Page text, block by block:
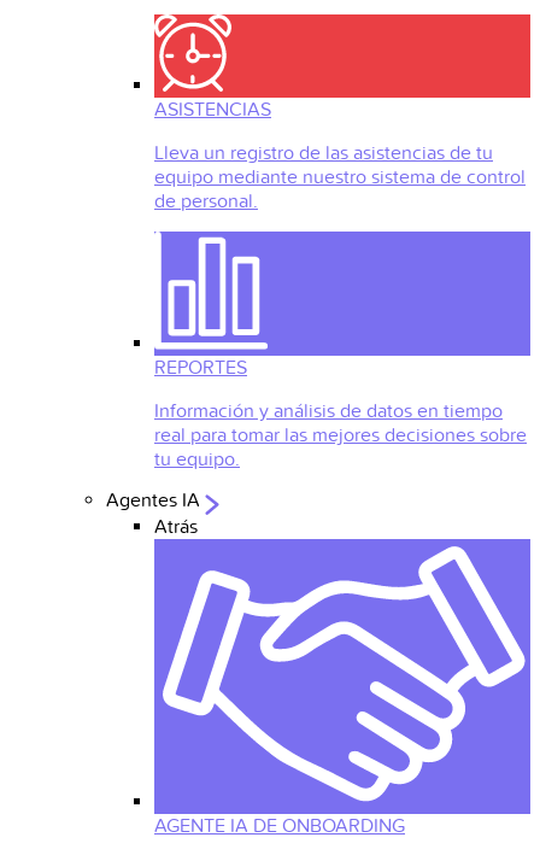
ASISTENCIAS
Lleva un registro de las asistencias de tu
equipo mediante nuestro sistema de control
de personal.
REPORTES
Información y análisis de datos en tiempo
real para tomar las mejores decisiones sobre
tu equipo.
Agentes IA
Atrás
AGENTE IA DE ONBOARDING